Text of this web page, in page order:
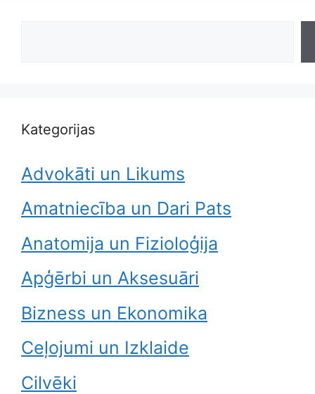
Kategorijas
Advokāti un Likums
Amatniecība un Dari Pats
Anatomija un Fizioloģija
Apģērbi un Aksesuāri
Bizness un Ekonomika
Ceļojumi un Izklaide
Cilvēki